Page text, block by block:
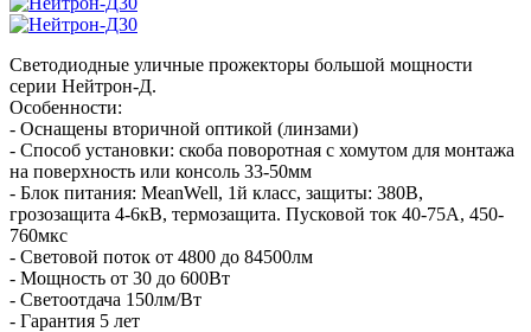
Светодиодные уличные прожекторы большой мощности
серии Нейтрон-Д.
Особенности:
- Оснащены вторичной оптикой (линзами)
- Способ установки: скоба поворотная с хомутом для монтажа
на поверхность или консоль 33-50мм
- Блок питания: MeanWell, 1й класс, защиты: 380В,
грозозащита 4-6кВ, термозащита. Пусковой ток 40-75A, 450-
760мкс
- Световой поток от 4800 до 84500лм
- Мощность от 30 до 600Вт
- Светоотдача 150лм/Вт
- Гарантия 5 лет